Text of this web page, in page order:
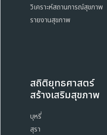
วิเคราะห์สถานการณ์สุขภาพ
รายงานสุขภาพ
สถิติยุทธศาสตร์
สร้างเสริมสุขภาพ
บุหรี่
สุรา